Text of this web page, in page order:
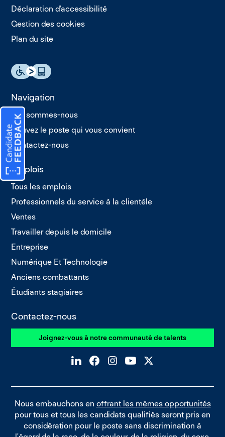
Déclaration d'accessibilité
Gestion des cookies
Plan du site
Navigation
Qui sommes-nous
Trouvez le poste qui vous convient
Contactez-nous
Emplois
Tous les emplois
Professionnels du service à la clientèle
Ventes
Travailler depuis le domicile
Entreprise
Numérique Et Technologie
Anciens combattants
Étudiants stagiaires
Contactez-nous
Joignez-vous à notre communauté de talents
Nous embauchons en offrant les mêmes opportunités
pour tous et tous les candidats qualifiés seront pris en
considération pour le poste sans discrimination à